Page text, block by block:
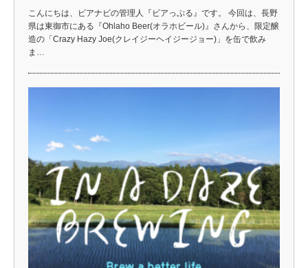
こんにちは、ビアナビの管理人『ビアっぷる』です。 今回は、長野
県は東御市にある『Ohlaho Beer(オラホビール)』さんから、限定醸
造の「Crazy Hazy Joe(クレイジーヘイジージョー)」を缶で飲み
ま…